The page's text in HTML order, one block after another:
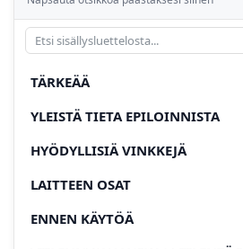
TÄRKEÄÄ
YLEISTÄ TIETA EPILOINNISTA
HYÖDYLLISIÄ VINKKEJÄ
LAITTEEN OSAT
ENNEN KÄYTÖÄ